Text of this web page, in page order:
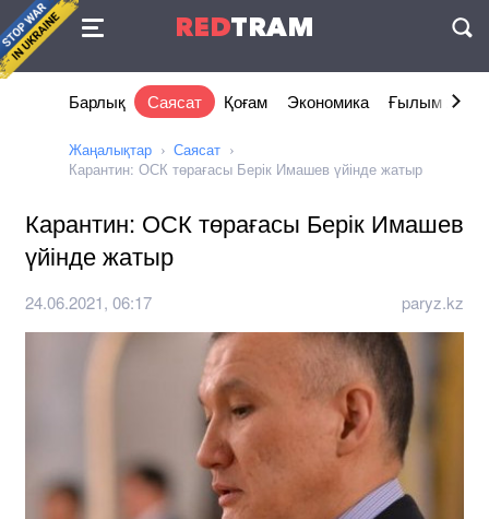
REDTRAM
Келісімі
Барлық Саясат Қоғам Экономика Ғылым және
Жаңалықтар
Саясат
Карантин: ОСК төрағасы Берік Имашев үйінде жатыр
Карантин: ОСК төрағасы Берік Имашев
үйінде жатыр
24.06.2021, 06:17 paryz.kz